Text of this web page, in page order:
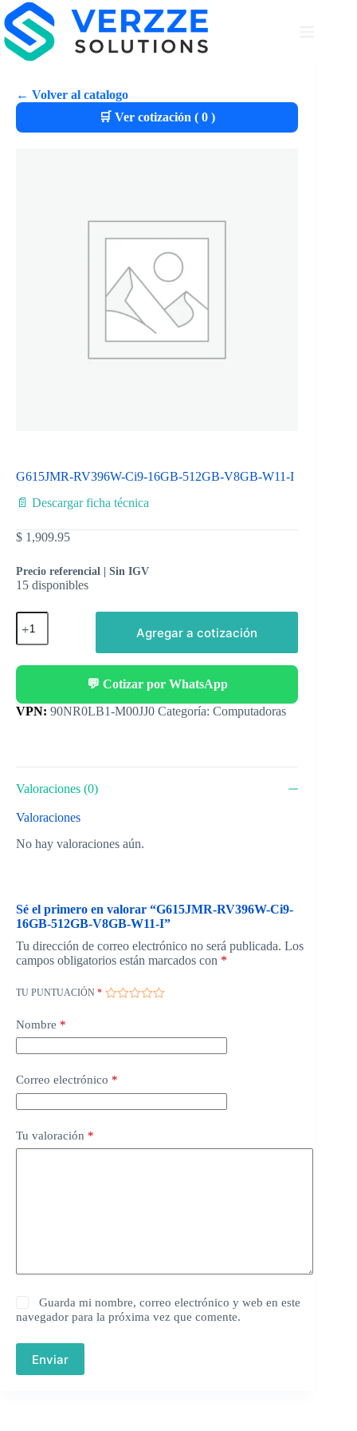
← Volver al catalogo
🛒 Ver cotización ( 0)
G615JMR-RV396W-Ci9-16GB-512GB-V8GB-W11-I
📄 Descargar ficha técnica
$ 1,909.95
Precio referencial | Sin IGV
15 disponibles
Agregar a cotización
💬 Cotizar por WhatsApp
Categoría: Computadoras
Valoraciones (0)
Valoraciones
No hay valoraciones aún.
Sé el primero en valorar “G615JMR-RV396W-Ci9-
16GB-512GB-V8GB-W11-I”
Tu dirección de correo electrónico no será publicada. Los
campos obligatorios están marcados con *
TU PUNTUACIÓN *
Nombre *
Correo electrónico *
Tu valoración *
Guarda mi nombre, correo electrónico y web en este
navegador para la próxima vez que comente.
Enviar